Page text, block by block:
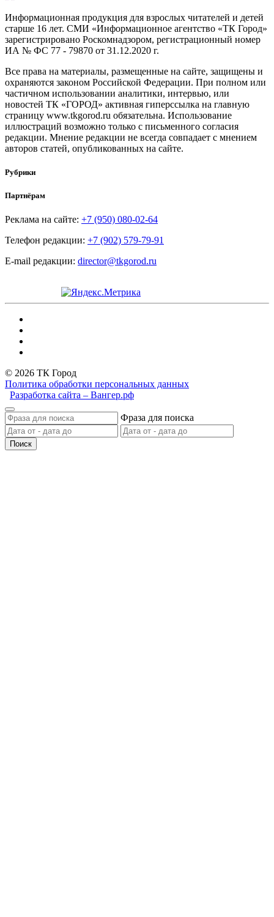
Информационная продукция для взрослых читателей и детей
старше 16 лет. СМИ «Информационное агентство «ТК Город»
зарегистрировано Роскомнадзором, регистрационный номер
ИА № ФС 77 - 79870 от 31.12.2020 г.
Все права на материалы, размещенные на сайте, защищены и
охраняются законом Российской Федерации. При полном или
частичном использовании аналитики, интервью, или
новостей ТК «ГОРОД» активная гиперссылка на главную
страницу www.tkgorod.ru обязательна. Использование
иллюстраций возможно только с письменного согласия
редакции. Мнение редакции не всегда совпадает с мнением
авторов статей, опубликованных на сайте.
Рубрики
Партнёрам
Реклама на сайте: +7 (950) 080-02-64
Телефон редакции: +7 (902) 579-79-91
E-mail редакции: director@tkgorod.ru
© 2026 ТК Город
Политика обработки персональных данных
Разработка сайта – Вангер.рф
Фраза для поиска
Поиск